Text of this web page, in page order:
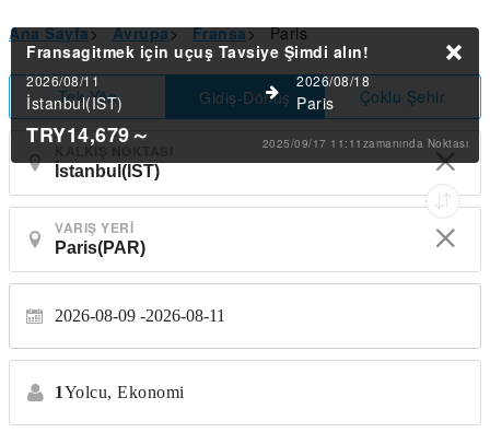
Ana Sayfa> Avrupa> Fransa> Paris
Tek Yön Gidiş-Dönüş Çoklu Şehir
KALKIŞ NOKTASI
VARIŞ YERI
2026-08-09 2026-08-11
1Yolcu, Ekonomi
Fransagitmek için uçuş Tavsiye Şimdi alın!
2026/08/11
İstanbul(IST)
2026/08/18
Paris
TRY14,679～ 2025/09/17 11:11zamanında Noktası